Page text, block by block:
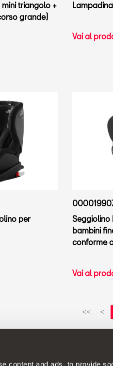
content and ads, to provide
mini triangolo +
grande)
Vai al
per
Seggiolino
bambini
conforme
Vai al
<< <
una politica di continuo sviluppo